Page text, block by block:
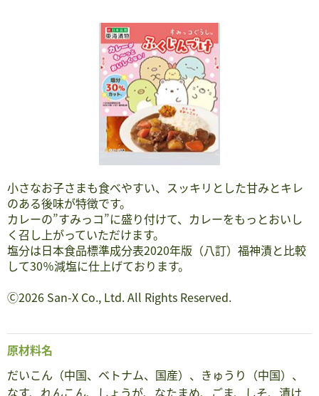
小さなお子さまも食べやすい、スッキリとした甘みとキレ
のある後味が特徴です。
カレーの”すみっコ”に盛り付けて、カレーをもっとおいし
く召し上がっていただけます。
塩分は日本食品標準成分表2020年版（八訂）福神漬と比較
して30％減塩に仕上げております。
Ⓒ2026 San-X Co., Ltd. All Rights Reserved.
原材料名
だいこん（中国、ベトナム、国産）、きゅうり（中国）、
なす、れんこん、しょうが、なたまめ、ごま、しそ、漬け